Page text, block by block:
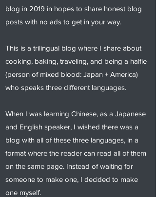
blog in 2019 in hopes to share honest blog
posts with no ads to get in your way.
This is a trilingual blog where I share about
cooking, baking, traveling, and being a halfie
(person of mixed blood: Japan + America)
who speaks three different languages.
When I was learning Chinese, as a Japanese
and English speaker, I wished there was a
blog with all of these three languages, in a
format where the reader can read all of them
on the same page. Instead of waiting for
someone to make one, I decided to make
one myself.